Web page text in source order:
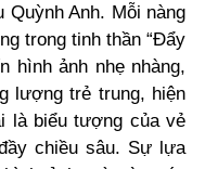
Quỳnh Anh. Mỗi nàng
trong tinh thần “Đẩy
hình ảnh nhẹ nhàng,
lượng trẻ trung, hiện
là biểu tượng của vẻ
chiều sâu. Sự lựa